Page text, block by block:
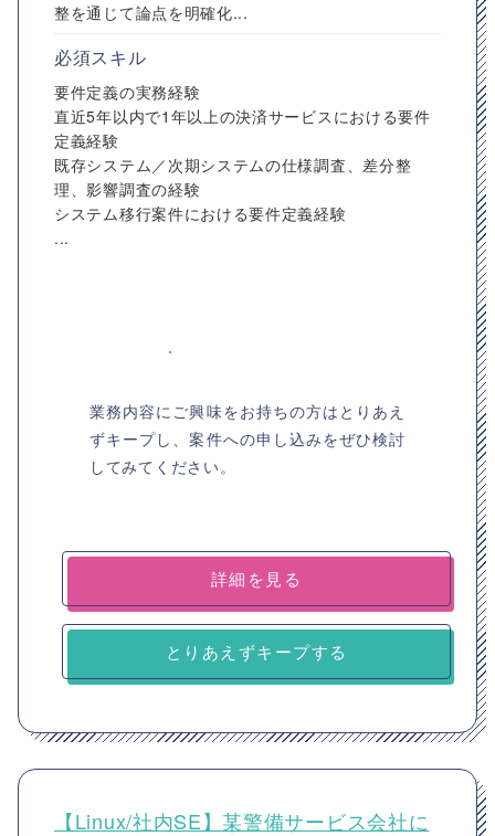
整を通じて論点を明確化...
必須スキル
要件定義の実務経験
直近5年以内で1年以上の決済サービスにおける要件
定義経験
既存システム／次期システムの仕様調査、差分整
理、影響調査の経験
システム移行案件における要件定義経験
...
業務内容にご興味をお持ちの方はとりあえ
ずキープし、案件への申し込みをぜひ検討
してみてください。
詳細を見る
とりあえずキープする
【Linux/社内SE】某警備サービス会社に